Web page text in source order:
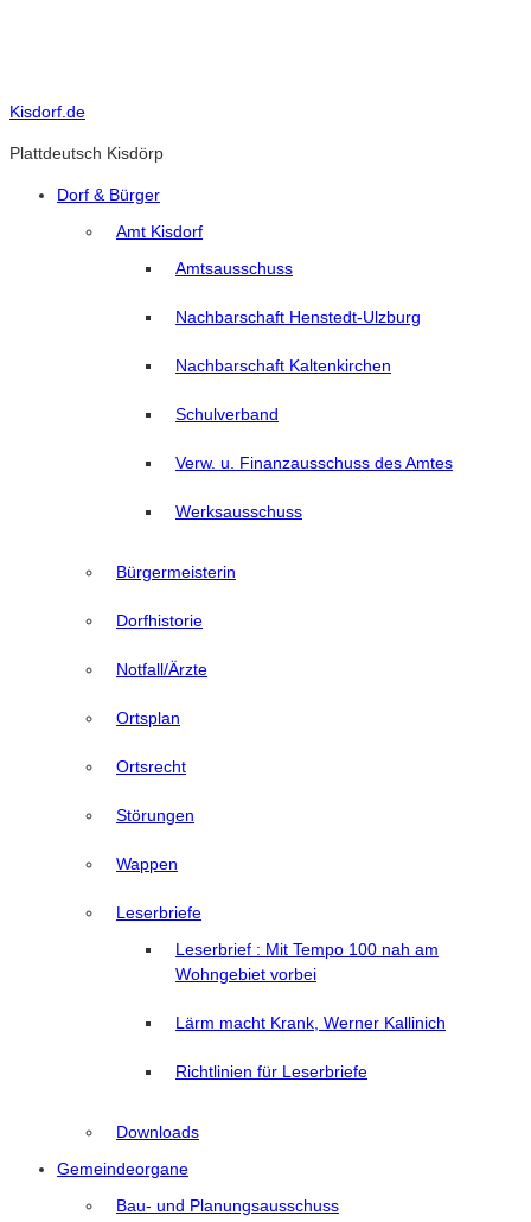
Kisdorf.de
Plattdeutsch Kisdörp
Dorf & Bürger
Amt Kisdorf
Amtsausschuss
Nachbarschaft Henstedt-Ulzburg
Nachbarschaft Kaltenkirchen
Schulverband
Verw. u. Finanzausschuss des Amtes
Werksausschuss
Bürgermeisterin
Dorfhistorie
Notfall/Ärzte
Ortsplan
Ortsrecht
Störungen
Wappen
Leserbriefe
Leserbrief : Mit Tempo 100 nah am
Wohngebiet vorbei
Lärm macht Krank, Werner Kallinich
Richtlinien für Leserbriefe
Downloads
Gemeindeorgane
Bau- und Planungsausschuss